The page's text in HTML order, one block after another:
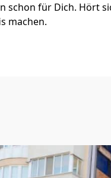
für Dich. Hört
machen.